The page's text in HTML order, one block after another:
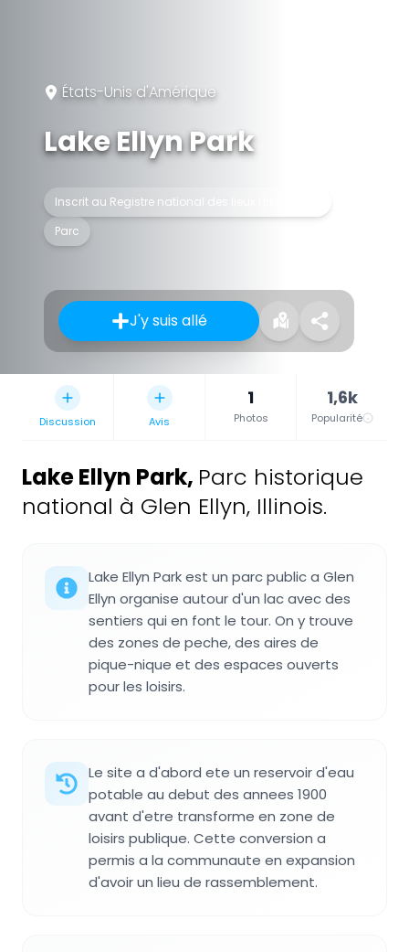
États-Unis d'Amérique
Lake Ellyn Park
Inscrit au Registre national des lieux historiques
Parc
J'y suis allé
Discussion Avis
1
Photos
1,6k
Popularité
Lake Ellyn Park, Parc historique
national à Glen Ellyn, Illinois.
Lake Ellyn Park est un parc public a Glen
Ellyn organise autour d'un lac avec des
sentiers qui en font le tour. On y trouve
des zones de peche, des aires de
pique-nique et des espaces ouverts
pour les loisirs.
Le site a d'abord ete un reservoir d'eau
potable au debut des annees 1900
avant d'etre transforme en zone de
loisirs publique. Cette conversion a
permis a la communaute en expansion
d'avoir un lieu de rassemblement.